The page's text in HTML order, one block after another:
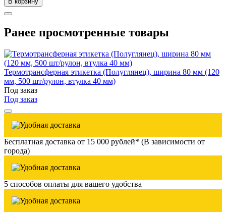
Ранее просмотренные товары
Термотрансферная этикетка (Полуглянец), ширина 80 мм (120
мм, 500 шт/рулон, втулка 40 мм)
Под заказ
Под заказ
Бесплатная доставка от 15 000 рублей* (В зависимости от
города)
5 способов оплаты для вашего удобства